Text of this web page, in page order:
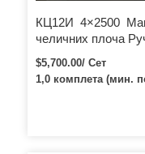
КЦ12И 4×2500
челичних плоча
$5,700.00/ Сет
1,0 комплета (мин.